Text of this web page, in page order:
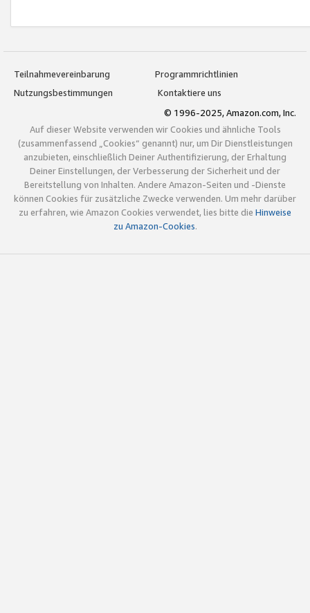
Teilnahmevereinbarung
Programmrichtlinien
Nutzungsbestimmungen
Kontaktiere uns
© 1996-2025, Amazon.com, Inc.
Auf dieser Website verwenden wir Cookies und ähnliche Tools
(zusammenfassend „Cookies“ genannt) nur, um Dir Dienstleistungen
anzubieten, einschließlich Deiner Authentifizierung, der Erhaltung
Deiner Einstellungen, der Verbesserung der Sicherheit und der
Bereitstellung von Inhalten. Andere Amazon-Seiten und -Dienste
können Cookies für zusätzliche Zwecke verwenden. Um mehr darüber
zu erfahren, wie Amazon Cookies verwendet, lies bitte die Hinweise
zu Amazon-Cookies.